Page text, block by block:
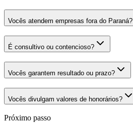
Vocês atendem empresas fora do Paraná?
É consultivo ou contencioso?
Vocês garantem resultado ou prazo?
Vocês divulgam valores de honorários?
Próximo passo